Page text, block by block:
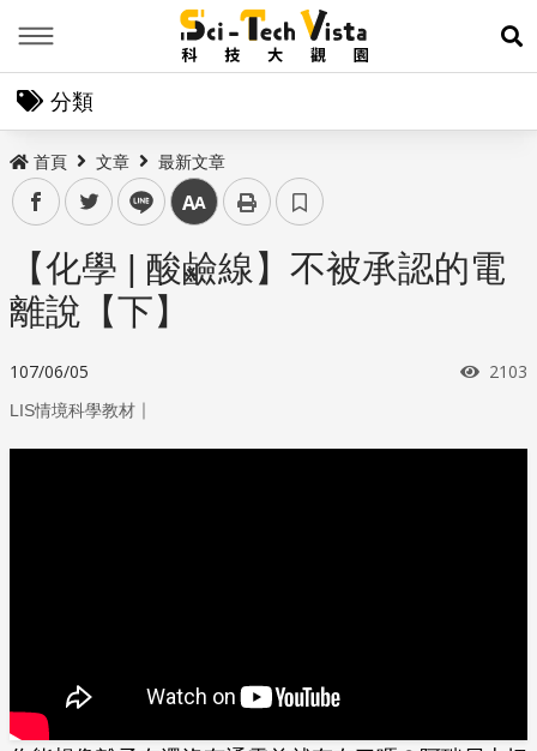
展
分類
首頁 文章 最新文章
facebooktwitter line 中
【化學 | 酸鹼線】不被承認的電
離說【下】
107/06/05 瀏覽
2103
LIS情境科學教材 ｜